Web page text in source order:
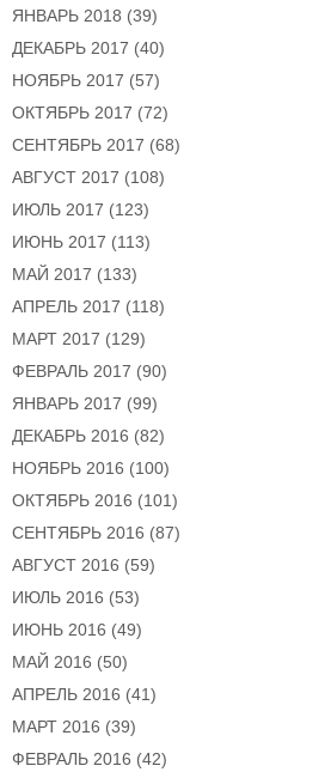
ЯНВАРЬ 2018 (39)
ДЕКАБРЬ 2017 (40)
НОЯБРЬ 2017 (57)
ОКТЯБРЬ 2017 (72)
СЕНТЯБРЬ 2017 (68)
АВГУСТ 2017 (108)
ИЮЛЬ 2017 (123)
ИЮНЬ 2017 (113)
МАЙ 2017 (133)
АПРЕЛЬ 2017 (118)
МАРТ 2017 (129)
ФЕВРАЛЬ 2017 (90)
ЯНВАРЬ 2017 (99)
ДЕКАБРЬ 2016 (82)
НОЯБРЬ 2016 (100)
ОКТЯБРЬ 2016 (101)
СЕНТЯБРЬ 2016 (87)
АВГУСТ 2016 (59)
ИЮЛЬ 2016 (53)
ИЮНЬ 2016 (49)
МАЙ 2016 (50)
АПРЕЛЬ 2016 (41)
МАРТ 2016 (39)
ФЕВРАЛЬ 2016 (42)